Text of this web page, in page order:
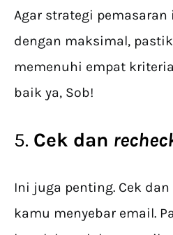
Agar strategi
dengan maksimal,
memenuhi empat
baik ya, Sob!
5. Cek dan
Ini juga penting. Cek
kamu menyebar email.